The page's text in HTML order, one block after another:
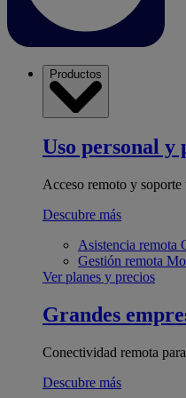
Productos
Uso personal y
Acceso remoto y
Descubre más
Asistencia remota
Gestión remota
Ver planes y precios
Grandes
Conectividad remota
Descubre más